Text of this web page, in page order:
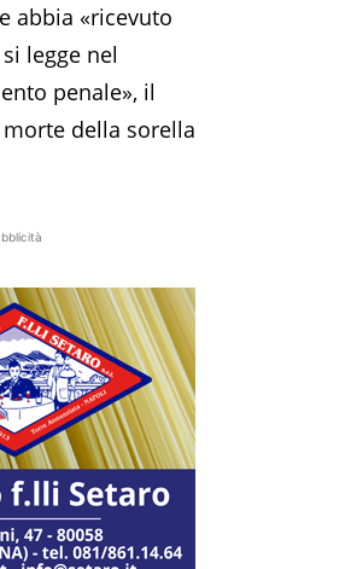
abbia «ricevuto
legge nel
penale», il
della sorella